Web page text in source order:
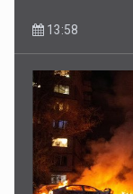
13:58